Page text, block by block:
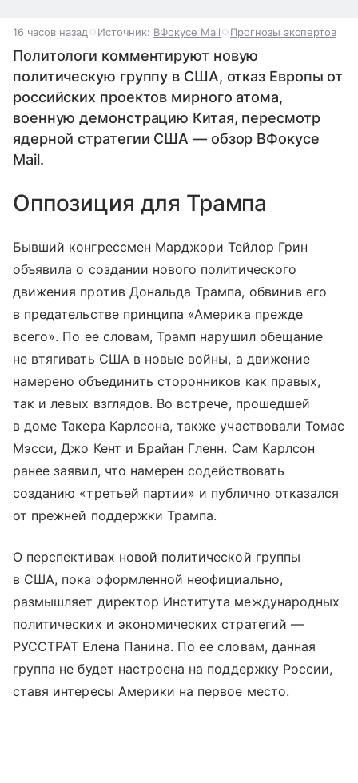
16 часов назад Источник: ВФокусе Mail Прогнозы экспертов
Политологи комментируют новую
политическую группу в США, отказ Европы от
российских проектов мирного атома,
военную демонстрацию Китая, пересмотр
ядерной стратегии США — обзор ВФокусе
Mail.
Оппозиция для Трампа
Бывший конгрессмен Марджори Тейлор Грин
объявила о создании нового политического
движения против Дональда Трампа, обвинив его
в предательстве принципа «Америка прежде
всего». По ее словам, Трамп нарушил обещание
не втягивать США в новые войны, а движение
намерено объединить сторонников как правых,
так и левых взглядов. Во встрече, прошедшей
в доме Такера Карлсона, также участвовали Томас
Мэсси, Джо Кент и Брайан Гленн. Сам Карлсон
ранее заявил, что намерен содействовать
созданию «третьей партии» и публично отказался
от прежней поддержки Трампа.
О перспективах новой политической группы
в США, пока оформленной неофициально,
размышляет директор Института международных
политических и экономических стратегий —
РУССТРАТ Елена Панина. По ее словам, данная
группа не будет настроена на поддержку России,
ставя интересы Америки на первое место.